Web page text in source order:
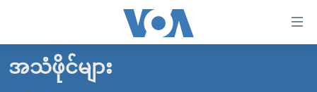
လွယ်ကူ
မူလစာမျက်နှာ
အသံဖိုင်များ